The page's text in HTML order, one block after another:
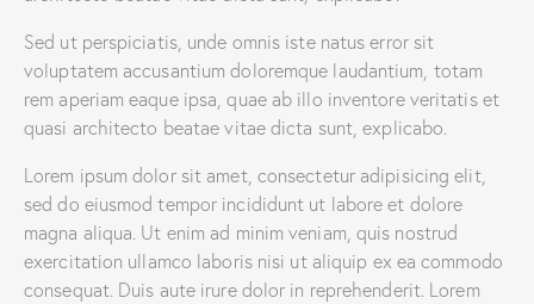
Sed ut perspiciatis, unde omnis iste natus error sit
voluptatem accusantium doloremque laudantium, totam
rem aperiam eaque ipsa, quae ab illo inventore veritatis et
quasi architecto beatae vitae dicta sunt, explicabo.
Lorem ipsum dolor sit amet, consectetur adipisicing elit,
sed do eiusmod tempor incididunt ut labore et dolore
magna aliqua. Ut enim ad minim veniam, quis nostrud
exercitation ullamco laboris nisi ut aliquip ex ea commodo
consequat. Duis aute irure dolor in reprehenderit. Lorem